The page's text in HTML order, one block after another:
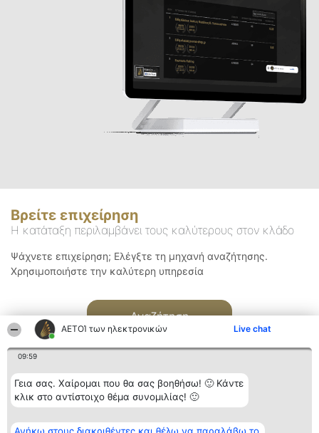
ΑΕΤΟΊ των ηλεκτρονικών Live chat
09:59
Γεια σας. Χαίρομαι που θα σας βοηθήσω! 🙂 Κάντε
κλικ στο αντίστοιχο θέμα συνομιλίας! 🙂
Βρείτε επιχείρηση
Η κατάταξη περιλαμβάνει τους καλύτερους στον κλάδο
Ψάχνετε επιχείρηση; Ελέγξτε τη μηχανή αναζήτησης.
Χρησιμοποιήστε την καλύτερη υπηρεσία
Αναζήτηση
Διοργανωτής της
κατάταξης
Κατάταξη
Διακριθέντες
Επικοινωνία
Επικοινωνία